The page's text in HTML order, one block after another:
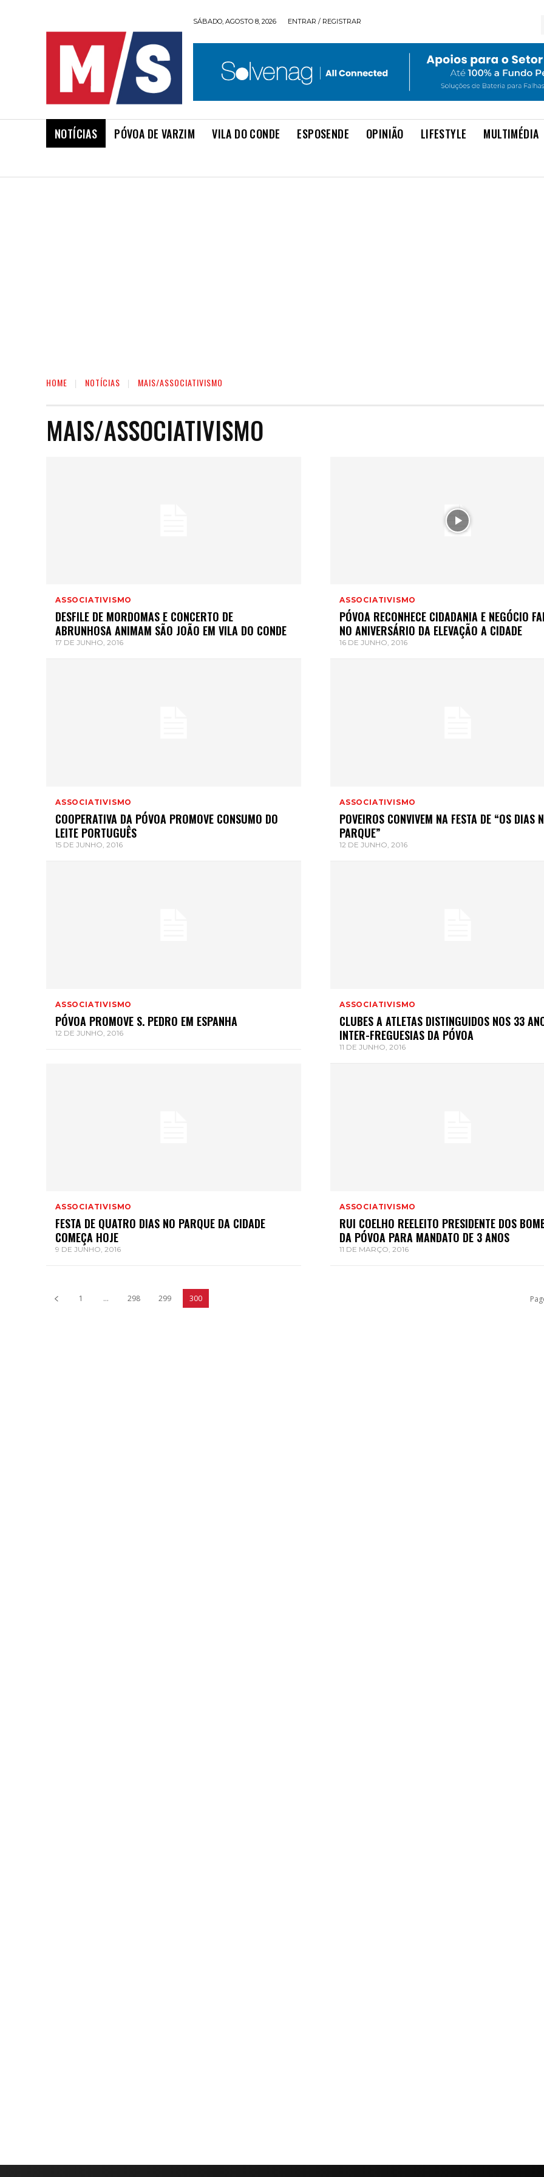
SÁBADO, AGOSTO 8, 2026 ENTRAR / REGISTRAR
NOTÍCIAS PÓVOA DE VARZIM VILA DO CONDE ESPOSENDE OPINIÃO LIFESTYLE MULTIMÉDIA
HOME NOTÍCIAS MAIS/ASSOCIATIVISMO
MAIS/ASSOCIATIVISMO
ASSOCIATIVISMO
DESFILE DE MORDOMAS E CONCERTO DE
ABRUNHOSA ANIMAM SÃO JOÃO EM VILA DO CONDE
17 DE JUNHO, 2016
ASSOCIATIVISMO
PÓVOA RECONHECE CIDADANIA E NEGÓCIO
NO ANIVERSÁRIO DA ELEVAÇÃO A CIDADE
16 DE JUNHO, 2016
ASSOCIATIVISMO
COOPERATIVA DA PÓVOA PROMOVE CONSUMO DO
LEITE PORTUGUÊS
15 DE JUNHO, 2016
ASSOCIATIVISMO
POVEIROS CONVIVEM NA FESTA DE “OS DIAS
PARQUE”
12 DE JUNHO, 2016
ASSOCIATIVISMO
PÓVOA PROMOVE S. PEDRO EM ESPANHA
12 DE JUNHO, 2016
ASSOCIATIVISMO
CLUBES A ATLETAS DISTINGUIDOS NOS 33
INTER-FREGUESIAS DA PÓVOA
11 DE JUNHO, 2016
ASSOCIATIVISMO
FESTA DE QUATRO DIAS NO PARQUE DA CIDADE
COMEÇA HOJE
9 DE JUNHO, 2016
ASSOCIATIVISMO
RUI COELHO REELEITO PRESIDENTE DOS
DA PÓVOA PARA MANDATO DE 3 ANOS
11 DE MARÇO, 2016
1 ... 298 299 300